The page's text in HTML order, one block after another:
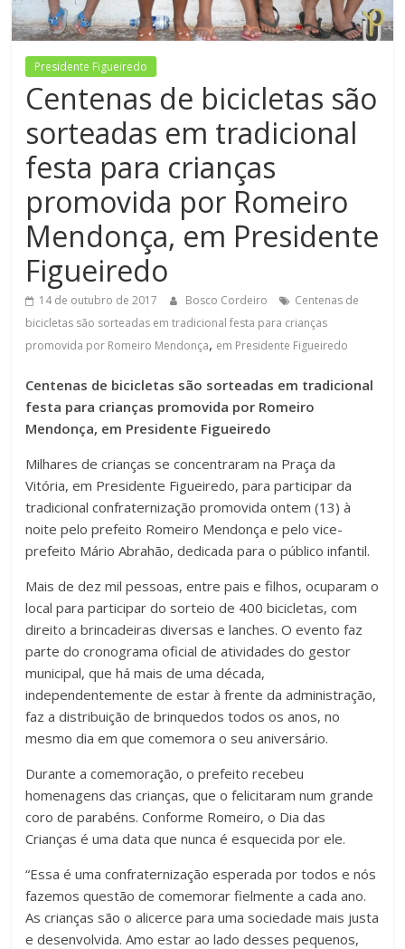
Figueiredo
Presidente Figueiredo
Centenas de bicicletas são
sorteadas em tradicional
festa para crianças
promovida por Romeiro
Mendonça, em Presidente
Figueiredo
14 de outubro de 2017 Bosco Cordeiro
Centenas de
bicicletas são sorteadas em tradicional festa para crianças
promovida por Romeiro Mendonça, em Presidente Figueiredo
Centenas de bicicletas são sorteadas em tradicional
festa para crianças promovida por Romeiro
Mendonça, em Presidente Figueiredo
Milhares de crianças se concentraram na Praça da
Vitória, em Presidente Figueiredo, para participar da
tradicional confraternização promovida ontem (13) à
noite pelo prefeito Romeiro Mendonça e pelo vice-
prefeito Mário Abrahão, dedicada para o público infantil.
Mais de dez mil pessoas, entre pais e filhos, ocuparam o
local para participar do sorteio de 400 bicicletas, com
direito a brincadeiras diversas e lanches. O evento faz
parte do cronograma oficial de atividades do gestor
municipal, que há mais de uma década,
independentemente de estar à frente da administração,
faz a distribuição de brinquedos todos os anos, no
mesmo dia em que comemora o seu aniversário.
Durante a comemoração, o prefeito recebeu
homenagens das crianças, que o felicitaram num grande
coro de parabéns. Conforme Romeiro, o Dia das
Crianças é uma data que nunca é esquecida por ele.
“Essa é uma confraternização esperada por todos e nós
fazemos questão de comemorar fielmente a cada ano.
As crianças são o alicerce para uma sociedade mais justa
e desenvolvida. Amo estar ao lado desses pequenos,